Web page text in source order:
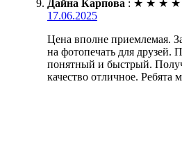
Дайна Карпова : ★ ★ ★ ★
17.06.2025
Цена вполне приемлемая.
на фотопечать для друзей.
понятный и быстрый.
качество отличное.